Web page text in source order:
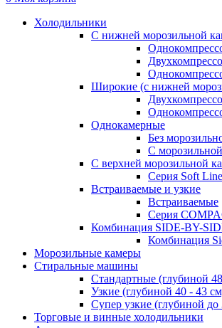
Холодильники
С нижней морозильной
Широкие (с нижней
Однокамерные
Без
С
С верхней морозильной
Серия Soft Line
Встраиваемые и узкие
Встраиваемые
Серия
Комбинация SIDE-BY-
Комбинация
Морозильные камеры
Стиральные машины
Стандартные (глубиной
Узкие (глубиной 40 - 43
Супер узкие (глубиной до
Торговые и винные холодильники